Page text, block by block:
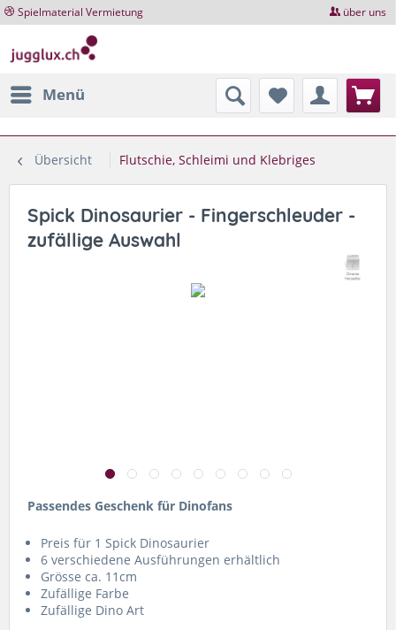
Spielmaterial Vermietung über uns
Menü
Übersicht Flutschie, Schleimi und Klebriges
Spick Dinosaurier - Fingerschleuder -
zufällige Auswahl
Passendes Geschenk für Dinofans
Preis für 1 Spick Dinosaurier
6 verschiedene Ausführungen erhältlich
Grösse ca. 11cm
Zufällige Farbe
Zufällige Dino Art